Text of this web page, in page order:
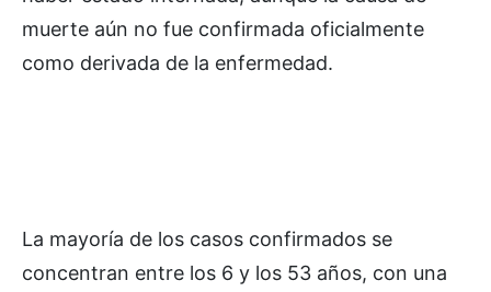
muerte aún no fue confirmada oficialmente
como derivada de la enfermedad.
La mayoría de los casos confirmados se
concentran entre los 6 y los 53 años, con una